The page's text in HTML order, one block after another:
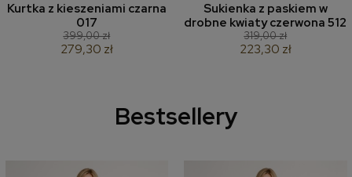
Kurtka z kieszeniami czarna
017
399,00 zł
279,30 zł
Sukienka z paskiem w
drobne kwiaty czerwona 512
319,00 zł
223,30 zł
Bestsellery